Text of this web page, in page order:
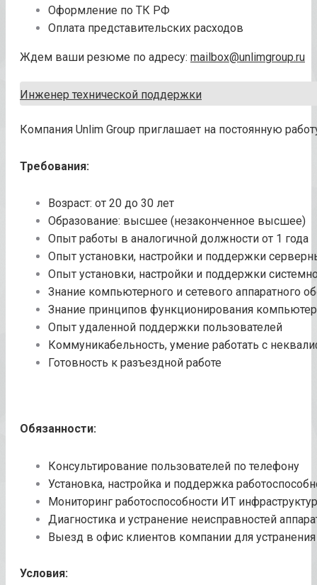
Оформление по ТК РФ
Оплата представительских расходов
Ждем ваши резюме по адресу: mailbox@unlimgroup.ru
Инженер технической поддержки
Компания Unlim Group приглашает на постоянную
Требования:
Возраст: от 20 до 30 лет
Образование: высшее (незаконченное высшее)
Опыт работы в аналогичной должности от 1 года
Опыт установки, настройки и поддержки
Опыт установки, настройки и поддержки
Знание компьютерного и сетевого аппаратного
Знание принципов функционирования
Опыт удаленной поддержки пользователей
Коммуникабельность, умение работать с
Готовность к разъездной работе
Обязанности:
Консультирование пользователей по телефону
Установка, настройка и поддержка
Мониторинг работоспособности ИТ
Диагностика и устранение неисправностей
Выезд в офис клиентов компании для
Условия: